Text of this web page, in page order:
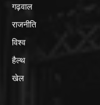
गढ़वाल
राजनीति
विश्व
हैल्थ
खेल